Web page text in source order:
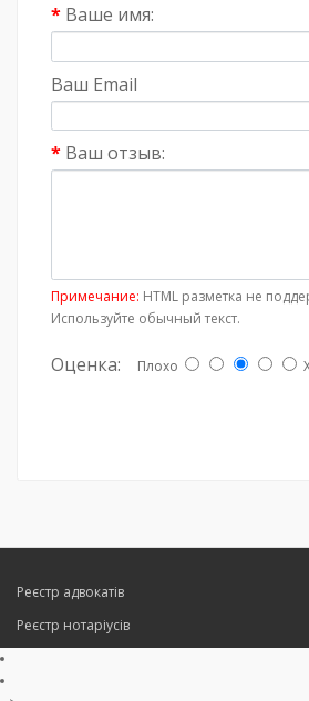
Ваше имя:
Ваш Email
Ваш отзыв:
Примечание: HTML разметка не
Используйте обычный текст.
Оценка: Плохо
Реєстр адвокатів
Реєстр нотаріусів